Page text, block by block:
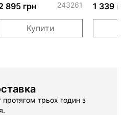
895 грн 243261
Купити
1 339
трьох годин з